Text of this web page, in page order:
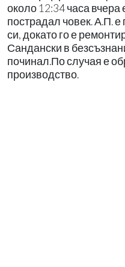
около 12:34 часа вчера
пострадал човек. А.П.
си, докато го е
Сандански в
починал.По случая е
производство.